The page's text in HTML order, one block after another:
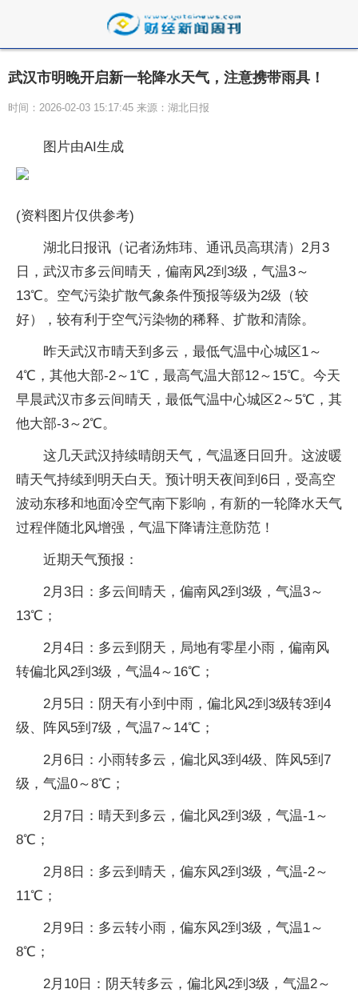
武汉市明晚开启新一轮降水天气，注意携带雨具！
时间：2026-02-03 15:17:45 来源：湖北日报
图片由AI生成
(资料图片仅供参考)
湖北日报讯（记者汤炜玮、通讯员高琪清）2月3
日，武汉市多云间晴天，偏南风2到3级，气温3～
13℃。空气污染扩散气象条件预报等级为2级（较
好），较有利于空气污染物的稀释、扩散和清除。
昨天武汉市晴天到多云，最低气温中心城区1～
4℃，其他大部-2～1℃，最高气温大部12～15℃。今天
早晨武汉市多云间晴天，最低气温中心城区2～5℃，其
他大部-3～2℃。
这几天武汉持续晴朗天气，气温逐日回升。这波暖
晴天气持续到明天白天。预计明天夜间到6日，受高空
波动东移和地面冷空气南下影响，有新的一轮降水天气
过程伴随北风增强，气温下降请注意防范！
近期天气预报：
2月3日：多云间晴天，偏南风2到3级，气温3～
13℃；
2月4日：多云到阴天，局地有零星小雨，偏南风
转偏北风2到3级，气温4～16℃；
2月5日：阴天有小到中雨，偏北风2到3级转3到4
级、阵风5到7级，气温7～14℃；
2月6日：小雨转多云，偏北风3到4级、阵风5到7
级，气温0～8℃；
2月7日：晴天到多云，偏北风2到3级，气温-1～
8℃；
2月8日：多云到晴天，偏东风2到3级，气温-2～
11℃；
2月9日：多云转小雨，偏东风2到3级，气温1～
8℃；
2月10日：阴天转多云，偏北风2到3级，气温2～